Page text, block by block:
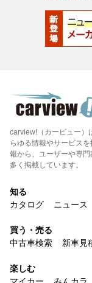
carview!（カービュー）
らゆる情報やサービス
報から、ユーザーや専
多く掲載しています。
知る
カタログ
ニュース
買う・売る
中古車検索
新車見
楽しむ